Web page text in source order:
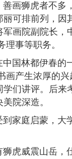
画狮虎者不多
可排前列，
画院副院长
理事等职务。
国林都伊春的
画产生浓厚的
们讲评。后来
院深造。
家庭启蒙，大
虎威震山岳，